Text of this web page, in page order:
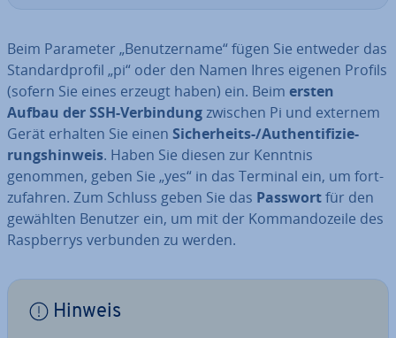
Beim Parameter „Be­nut­zer­na­me“ fügen Sie entweder das
Stan­dard­pro­fil „pi“ oder den Namen Ihres eigenen Profils
(sofern Sie eines erzeugt haben) ein. Beim ersten
Aufbau der SSH-Ver­bin­dungzwischen Pi und externem
Gerät erhalten Sie einen Si­cher­heits-/Au­then­ti­fi­zie­
rungs­hin­weis. Haben Sie diesen zur Kenntnis
genommen, geben Sie „yes“ in das Terminal ein, um fort­
zu­fah­ren. Zum Schluss geben Sie das Passwortfür den
gewählten Benutzer ein, um mit der Kom­man­do­zei­le des
Raspber­rys verbunden zu werden.
Hinweis